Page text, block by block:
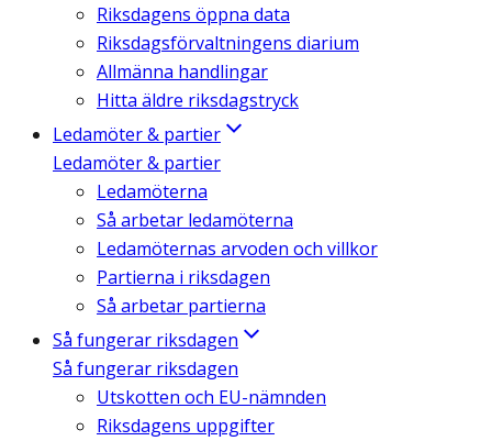
Riksdagens öppna data
Riksdagsförvaltningens diarium
Allmänna handlingar
Hitta äldre riksdagstryck
Ledamöter & partier
Ledamöter & partier
Ledamöterna
Så arbetar ledamöterna
Ledamöternas arvoden och villkor
Partierna i riksdagen
Så arbetar partierna
Så fungerar riksdagen
Så fungerar riksdagen
Utskotten och EU-nämnden
Riksdagens uppgifter